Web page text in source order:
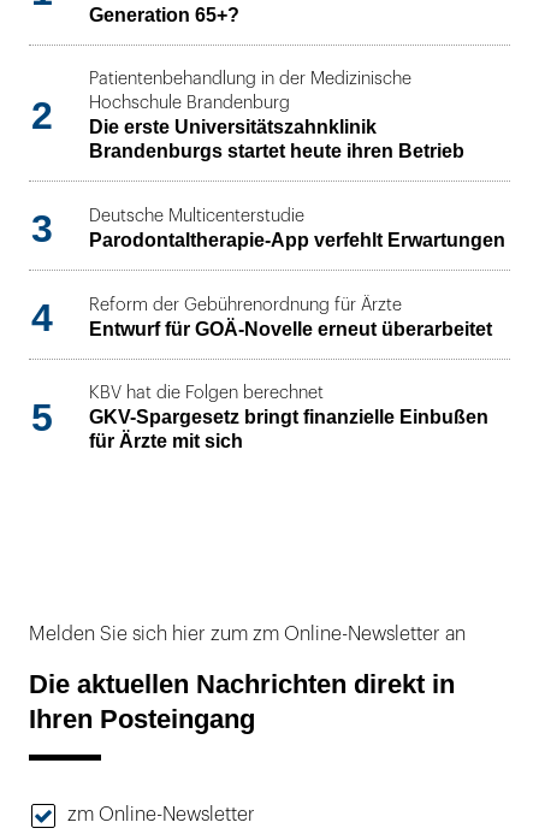
Generation 65+?
2
Patientenbehandlung in der Medizinische
Hochschule Brandenburg
Die erste Universitätszahnklinik
Brandenburgs startet heute ihren Betrieb
3 Deutsche Multicenterstudie
Parodontaltherapie-App verfehlt Erwartungen
4 Reform der Gebührenordnung für Ärzte
Entwurf für GOÄ-Novelle erneut überarbeitet
5
KBV hat die Folgen berechnet
GKV-Spargesetz bringt finanzielle Einbußen
für Ärzte mit sich
Melden Sie sich hier zum zm Online-Newsletter an
Die aktuellen Nachrichten direkt in
Ihren Posteingang
zm Online-Newsletter